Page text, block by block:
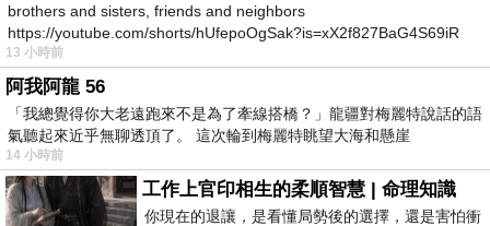
brothers and sisters, friends and neighbors
https://youtube.com/shorts/hUfepoOgSak?is=xX2f827BaG4S69iR
https
13 小時前
阿我阿龍 56
「我總覺得你大老遠跑來不是為了牽線搭橋？」龍疆對梅麗特說話的語
氣聽起來近乎無聊透頂了。 這次輪到梅麗特眺望大海和懸崖
14 小時前
工作上官印相生的柔順智慧 | 命理知識
你現在的退讓，是看懂局勢後的選擇，還是害怕衝